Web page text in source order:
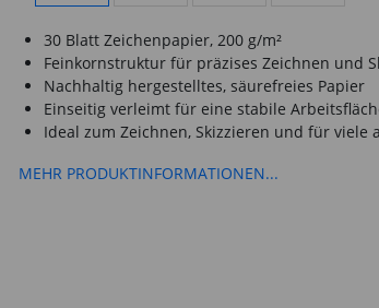
30 Blatt Zeichenpapier, 200 g/m²
Feinkornstruktur für präzises Zeichnen und
Nachhaltig hergestelltes, säurefreies Papier
Einseitig verleimt für eine stabile
Ideal zum Zeichnen, Skizzieren und für viele
MEHR PRODUKTINFORMATIONEN...